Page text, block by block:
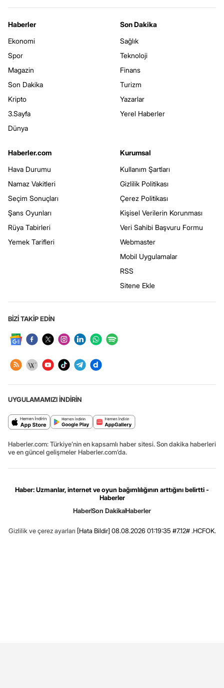
Haberler
Ekonomi
Spor
Magazin
Son Dakika
Kripto
3.Sayfa
Dünya
Son Dakika
Sağlık
Teknoloji
Finans
Turizm
Yazarlar
Yerel Haberler
Haberler.com
Hava Durumu
Namaz Vakitleri
Seçim Sonuçları
Şans Oyunları
Rüya Tabirleri
Yemek Tarifleri
Kurumsal
Kullanım Şartları
Gizlilik Politikası
Çerez Politikası
Kişisel Verilerin Korunması
Veri Sahibi Başvuru Formu
Webmaster
Mobil Uygulamalar
RSS
Sitene Ekle
BİZİ TAKİP EDİN
UYGULAMAMIZI İNDİRİN
Haberler.com: Türkiye’nin en kapsamlı haber sitesi. Son dakika haberleri
ve en güncel gelişmeler Haberler.com’da.
Haber: Uzmanlar, internet ve oyun bağımlılığının arttığını belirtti -
Haberler
HaberSon DakikaHaberler
Gizlilik ve çerez ayarları [Hata Bildir] 08.08.2026 01:19:35 #7.12# .HCFOK.